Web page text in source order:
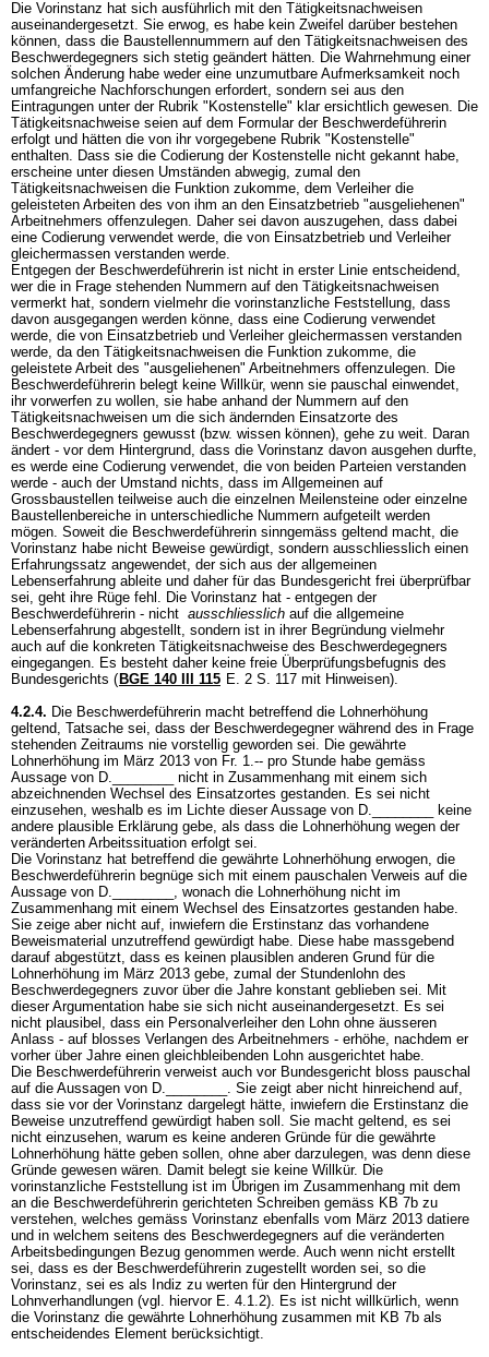
Die Vorinstanz hat sich ausführlich mit den Tätigkeitsnachweisen
auseinandergesetzt. Sie erwog, es habe kein Zweifel darüber bestehen
können, dass die Baustellennummern auf den Tätigkeitsnachweisen des
Beschwerdegegners sich stetig geändert hätten. Die Wahrnehmung einer
solchen Änderung habe weder eine unzumutbare Aufmerksamkeit noch
umfangreiche Nachforschungen erfordert, sondern sei aus den
Eintragungen unter der Rubrik "Kostenstelle" klar ersichtlich gewesen. Die
Tätigkeitsnachweise seien auf dem Formular der Beschwerdeführerin
erfolgt und hätten die von ihr vorgegebene Rubrik "Kostenstelle"
enthalten. Dass sie die Codierung der Kostenstelle nicht gekannt habe,
erscheine unter diesen Umständen abwegig, zumal den
Tätigkeitsnachweisen die Funktion zukomme, dem Verleiher die
geleisteten Arbeiten des von ihm an den Einsatzbetrieb "ausgeliehenen"
Arbeitnehmers offenzulegen. Daher sei davon auszugehen, dass dabei
eine Codierung verwendet werde, die von Einsatzbetrieb und Verleiher
gleichermassen verstanden werde.
Entgegen der Beschwerdeführerin ist nicht in erster Linie entscheidend,
wer die in Frage stehenden Nummern auf den Tätigkeitsnachweisen
vermerkt hat, sondern vielmehr die vorinstanzliche Feststellung, dass
davon ausgegangen werden könne, dass eine Codierung verwendet
werde, die von Einsatzbetrieb und Verleiher gleichermassen verstanden
werde, da den Tätigkeitsnachweisen die Funktion zukomme, die
geleistete Arbeit des "ausgeliehenen" Arbeitnehmers offenzulegen. Die
Beschwerdeführerin belegt keine Willkür, wenn sie pauschal einwendet,
ihr vorwerfen zu wollen, sie habe anhand der Nummern auf den
Tätigkeitsnachweisen um die sich ändernden Einsatzorte des
Beschwerdegegners gewusst (bzw. wissen können), gehe zu weit. Daran
ändert - vor dem Hintergrund, dass die Vorinstanz davon ausgehen durfte,
es werde eine Codierung verwendet, die von beiden Parteien verstanden
werde - auch der Umstand nichts, dass im Allgemeinen auf
Grossbaustellen teilweise auch die einzelnen Meilensteine oder einzelne
Baustellenbereiche in unterschiedliche Nummern aufgeteilt werden
mögen. Soweit die Beschwerdeführerin sinngemäss geltend macht, die
Vorinstanz habe nicht Beweise gewürdigt, sondern ausschliesslich einen
Erfahrungssatz angewendet, der sich aus der allgemeinen
Lebenserfahrung ableite und daher für das Bundesgericht frei überprüfbar
sei, geht ihre Rüge fehl. Die Vorinstanz hat - entgegen der
Beschwerdeführerin - nicht ausschliesslich auf die allgemeine
Lebenserfahrung abgestellt, sondern ist in ihrer Begründung vielmehr
auch auf die konkreten Tätigkeitsnachweise des Beschwerdegegners
eingegangen. Es besteht daher keine freie Überprüfungsbefugnis des
Bundesgerichts ( BGE 140 III 115 E. 2 S. 117 mit Hinweisen).
4.2.4. Die Beschwerdeführerin macht betreffend die Lohnerhöhung
geltend, Tatsache sei, dass der Beschwerdegegner während des in Frage
stehenden Zeitraums nie vorstellig geworden sei. Die gewährte
Lohnerhöhung im März 2013 von Fr. 1.-- pro Stunde habe gemäss
Aussage von D.________ nicht in Zusammenhang mit einem sich
abzeichnenden Wechsel des Einsatzortes gestanden. Es sei nicht
einzusehen, weshalb es im Lichte dieser Aussage von D.________ keine
andere plausible Erklärung gebe, als dass die Lohnerhöhung wegen der
veränderten Arbeitssituation erfolgt sei.
Die Vorinstanz hat betreffend die gewährte Lohnerhöhung erwogen, die
Beschwerdeführerin begnüge sich mit einem pauschalen Verweis auf die
Aussage von D.________, wonach die Lohnerhöhung nicht im
Zusammenhang mit einem Wechsel des Einsatzortes gestanden habe.
Sie zeige aber nicht auf, inwiefern die Erstinstanz das vorhandene
Beweismaterial unzutreffend gewürdigt habe. Diese habe massgebend
darauf abgestützt, dass es keinen plausiblen anderen Grund für die
Lohnerhöhung im März 2013 gebe, zumal der Stundenlohn des
Beschwerdegegners zuvor über die Jahre konstant geblieben sei. Mit
dieser Argumentation habe sie sich nicht auseinandergesetzt. Es sei
nicht plausibel, dass ein Personalverleiher den Lohn ohne äusseren
Anlass - auf blosses Verlangen des Arbeitnehmers - erhöhe, nachdem er
vorher über Jahre einen gleichbleibenden Lohn ausgerichtet habe.
Die Beschwerdeführerin verweist auch vor Bundesgericht bloss pauschal
auf die Aussagen von D.________. Sie zeigt aber nicht hinreichend auf,
dass sie vor der Vorinstanz dargelegt hätte, inwiefern die Erstinstanz die
Beweise unzutreffend gewürdigt haben soll. Sie macht geltend, es sei
nicht einzusehen, warum es keine anderen Gründe für die gewährte
Lohnerhöhung hätte geben sollen, ohne aber darzulegen, was denn diese
Gründe gewesen wären. Damit belegt sie keine Willkür. Die
vorinstanzliche Feststellung ist im Übrigen im Zusammenhang mit dem
an die Beschwerdeführerin gerichteten Schreiben gemäss KB 7b zu
verstehen, welches gemäss Vorinstanz ebenfalls vom März 2013 datiere
und in welchem seitens des Beschwerdegegners auf die veränderten
Arbeitsbedingungen Bezug genommen werde. Auch wenn nicht erstellt
sei, dass es der Beschwerdeführerin zugestellt worden sei, so die
Vorinstanz, sei es als Indiz zu werten für den Hintergrund der
Lohnverhandlungen (vgl. hiervor E. 4.1.2). Es ist nicht willkürlich, wenn
die Vorinstanz die gewährte Lohnerhöhung zusammen mit KB 7b als
entscheidendes Element berücksichtigt.